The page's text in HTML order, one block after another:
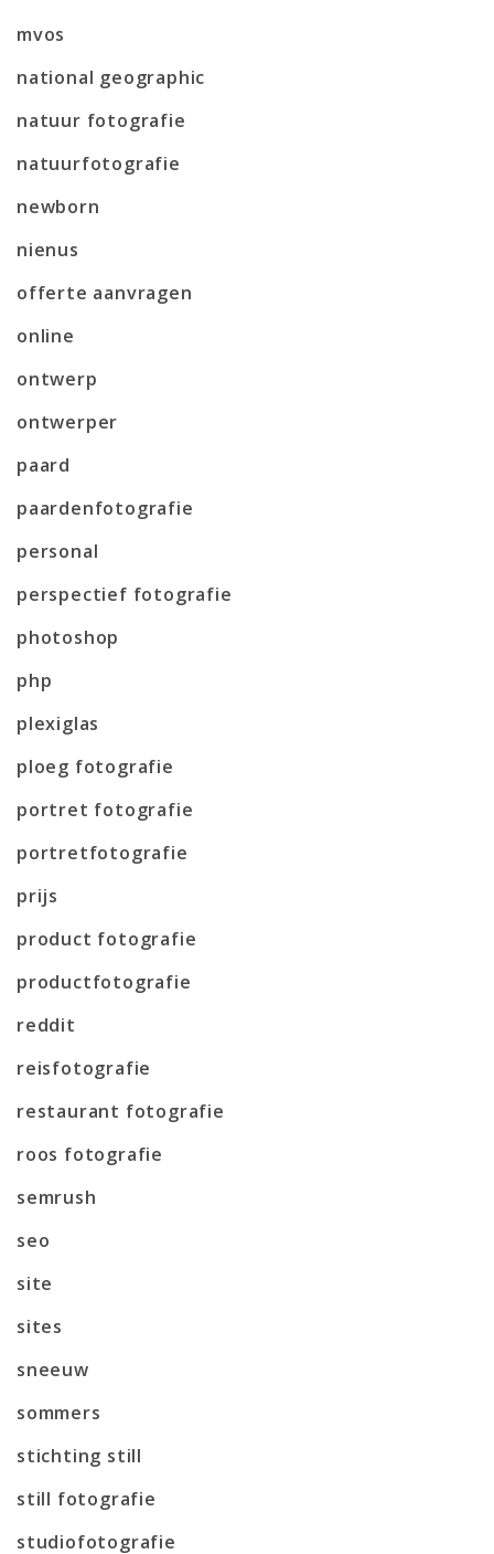
mvos
national geographic
natuur fotografie
natuurfotografie
newborn
nienus
offerte aanvragen
online
ontwerp
ontwerper
paard
paardenfotografie
personal
perspectief fotografie
photoshop
php
plexiglas
ploeg fotografie
portret fotografie
portretfotografie
prijs
product fotografie
productfotografie
reddit
reisfotografie
restaurant fotografie
roos fotografie
semrush
seo
site
sites
sneeuw
sommers
stichting still
still fotografie
studiofotografie